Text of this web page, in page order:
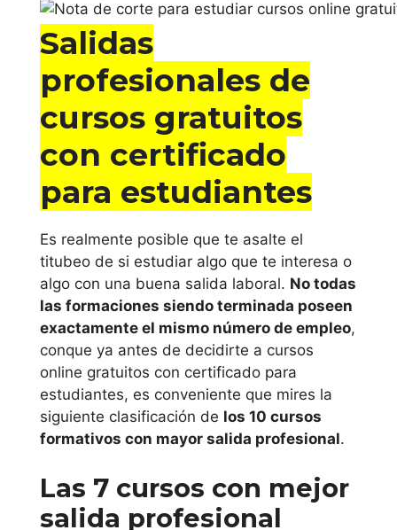
estudiar curso
de cursos
gratuitos con
certificado
para
estudiantes
online en
Cataluña
estudiar curso de
cursos gratuitos
con certificado
para estudiantes
online en
Barcelona
cursos gratuitos
con certificado
Salidas
profesionales de
cursos gratuitos
con certificado
para estudiantes
Es realmente posible que te asalte el
titubeo de si estudiar algo que te interesa o
algo con una buena salida laboral. No todas
las formaciones siendo terminada poseen
exactamente el mismo número de empleo,
conque ya antes de decidirte a cursos
online gratuitos con certificado para
estudiantes, es conveniente que mires la
siguiente clasificación de los 10 cursos
formativos con mayor salida profesional.
Las 7 cursos con mejor
salida profesional